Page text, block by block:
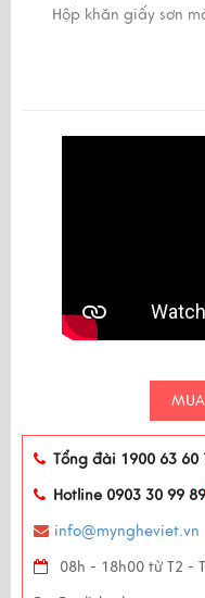
Hộp khăn giấy sơn
Tổng đài 1900 63 60
Hotline 0903 30 99 89
info@myngheviet.vn
08h - 18h00 từ T2 -